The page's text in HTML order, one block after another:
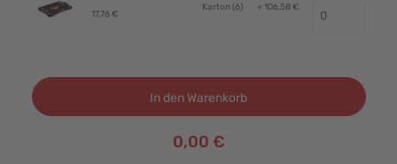
17,76 €
Karton (6) + 106,58 €
In den Warenkorb
0,00 €